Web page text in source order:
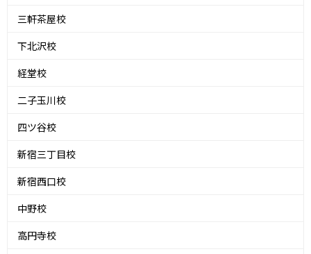
三軒茶屋校
下北沢校
経堂校
二子玉川校
四ツ谷校
新宿三丁目校
新宿西口校
中野校
高円寺校